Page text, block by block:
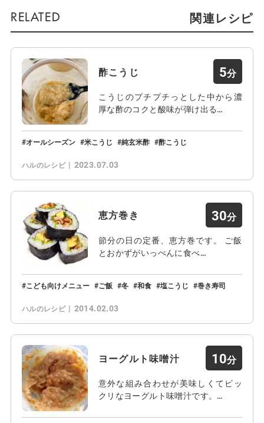
関連レシピ
酢こうじ 5
こうじのプチプチっとした中から濃
厚な酢のコクと酸味が弾け出る…
オールシーズン 米こうじ 純玄米酢 酢こうじ
ハルのレシピ 2023.07.03
恵方巻き 30
節分の日の定番、恵方巻です。 ご飯
とおかずがいっぺんに食べ…
こども向けメニュー ご飯 冬 和食 塩こうじ 巻き寿司
ハルのレシピ 2014.02.03
ヨーグルト味噌汁 10
意外な組み合わせが美味しくてビッ
クリなヨーグルト味噌汁です。…